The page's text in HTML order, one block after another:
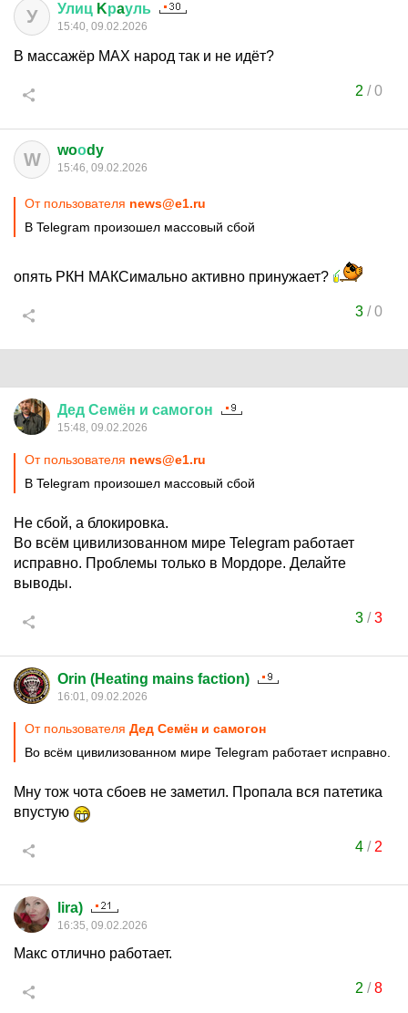
У Улиц Kрaуль
15:40, 09.02.2026
В массажёр MAX народ так и не идёт?
2 /0
W woоdy
15:46, 09.02.2026
От пользователя news@e1.ru
В Telegram произошел массовый сбой
опять РКН МАКСимально активно принужает?
3/0
Дед Семён и самогон
15:48, 09.02.2026
От пользователя news@e1.ru
В Telegram произошел массовый сбой
Не сбой, а блокировка.
Во всём цивилизованном мире Telegram работает
исправно. Проблемы только в Мордоре. Делайте
выводы.
3/3
Orin (Heating mains faction)
16:01, 09.02.2026
От пользователя Дед Семён и самогон
Во всём цивилизованном мире Telegram работает исправно.
Мну тож чота сбоев не заметил. Пропала вся патетика
впустую
4/ 2
lira)
16:35, 09.02.2026
Макс отлично работает.
2 /8